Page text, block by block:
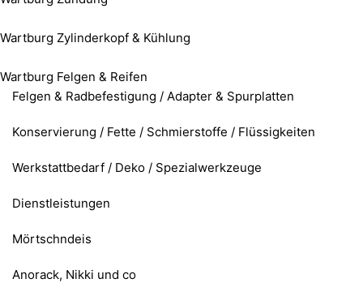
Wartburg Zylinderkopf & Kühlung
Wartburg Felgen & Reifen
Felgen & Radbefestigung / Adapter & Spurplatten
Konservierung / Fette / Schmierstoffe / Flüssigkeiten
Werkstattbedarf / Deko / Spezialwerkzeuge
Dienstleistungen
Mörtschndeis
Anorack, Nikki und co